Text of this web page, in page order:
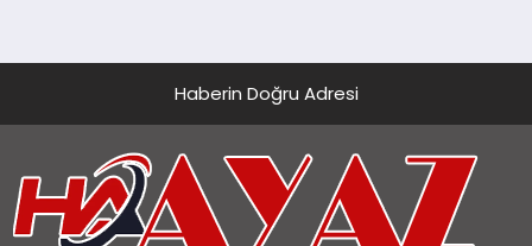
SIYASET
SPOR
Haberin Doğru Adresi